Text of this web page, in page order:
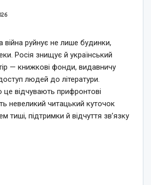
руйнує не лише будинки,
Росія знищує й український
— книжкові фонди, видавничу
людей до літератури.
відчувають прифронтові
невеликий читацький куточок
тиші, підтримки й відчуття зв’язку